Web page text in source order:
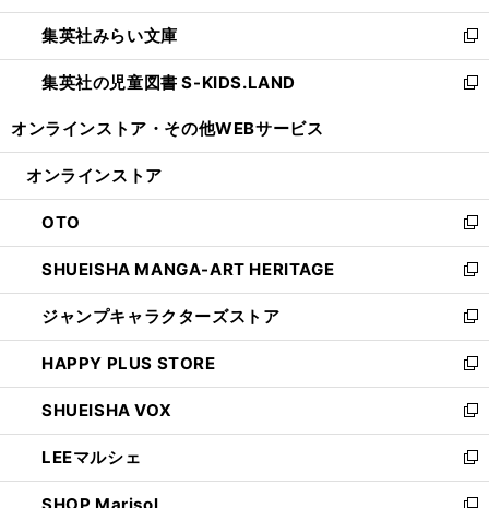
開
く
ウ
で
開
く
ン
ド
ウ
で
ウ
ィ
ン
ド
開
集英社みらい文庫
新
し
い
ン
ウ
で
開
く
集英社の児童図書 S-KIDS.LAND
新
ウ
ン
ド
ウ
で
開
く
オンラインストア・ その他WEBサービス
オンラインストア
OTO
新
し
い
ウ
ィ
ン
ド
ウ
で
開
く
SHUEISHA MANGA-ART HERITAGE
新
し
い
ウ
ィ
ン
ド
ウ
で
開
く
ジャンプキャラクターズストア
新
し
い
ウ
ィ
ン
ド
ウ
HAPPY PLUS STORE
新
し
い
ウ
ィ
ン
SHUEISHA VOX
新
し
い
ウ
LEEマルシェ
新
し